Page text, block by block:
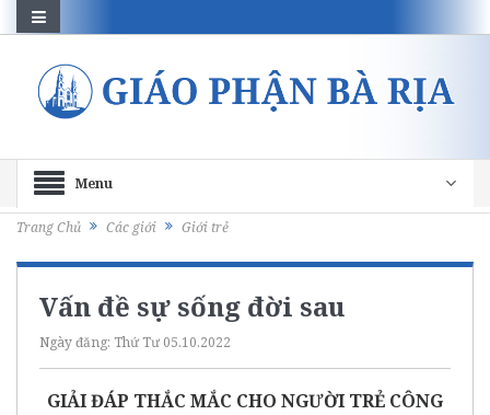
Menu
Trang Chủ Các giới Giới trẻ
Vấn đề sự sống đời sau
Ngày đăng: Thứ Tư 05.10.2022
GIẢI ĐÁP THẮC MẮC CHO NGƯỜI TRẺ CÔNG